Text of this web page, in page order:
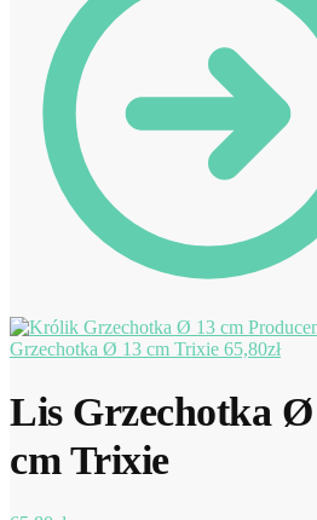
Grzechotka Ø 13 cm Trixie 65,80zł
Lis Grzechotka Ø
cm Trixie